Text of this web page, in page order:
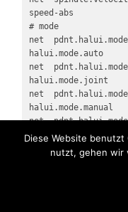
speed-abs
# mode
net
halui.mode.auto
net
halui.mode.joint
net
halui.mode.manual
net
halui.mode.mdi
net
net
Diese Website
nutzt, gehen wir